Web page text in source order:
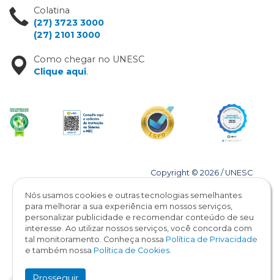
Colatina
(27) 3723 3000
(27) 2101 3000
Como chegar no UNESC
Clique aqui.
Copyright © 2026 / UNESC
Nós usamos cookies e outras tecnologias semelhantes
para melhorar a sua experiência em nossos serviços,
personalizar publicidade e recomendar conteúdo de seu
interesse. Ao utilizar nossos serviços, você concorda com
tal monitoramento. Conheça nossa Política de Privacidade
e também nossa Política de Cookies.